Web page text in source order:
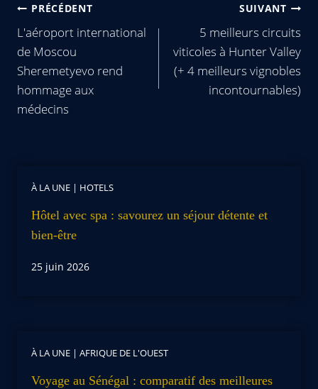
PRÉCÉDENT
L'aéroport international
de Moscou
Sheremetyevo rend
hommage aux
médecins
SUIVANT
5 meilleurs circuits
viticoles à Hunter Valley
(+ 4 meilleurs vignobles
incontournables)
À LA UNE | HOTELS
Hôtel avec spa : savourez un séjour détente et
bien-être
25 juin 2026
À LA UNE | AFRIQUE DE L'OUEST
Voyage au Sénégal : comparatif des meilleures